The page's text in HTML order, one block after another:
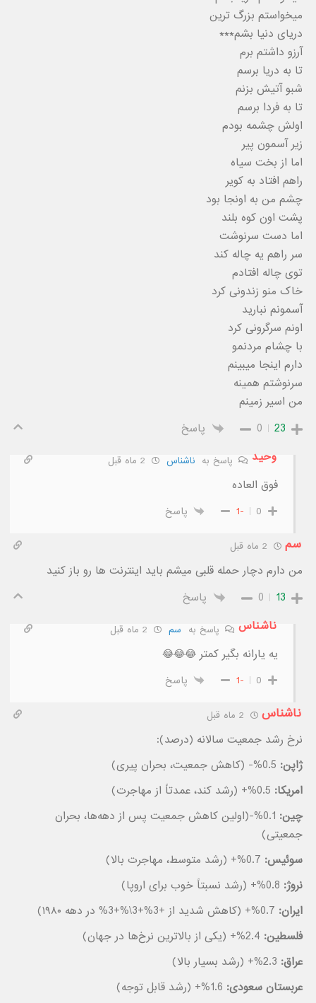
میخواستم بزرگ ترین
دریای دنیا بشم***
آرزو داشتم برم
تا به دریا برسم
شبو آتیش بزنم
تا به فردا برسم
اولش چشمه بودم
زیر آسمون پیر
اما از بخت سیاه
راهم افتاد به کویر
چشم من به اونجا بود
پشت اون کوه بلند
اما دست سرنوشت
سر راهم یه چاله کند
توی چاله افتادم
خاک منو زندونی کرد
آسمونم نبارید
اونم سرگرونی کرد
با چشام مردنمو
دارم اینجا میبینم
سرنوشتم همینه
من اسیر زمینم
23
0
پاسخ
وحید
پاسخ به ناشناس
فوق العاده
0
-1 پاسخ
سم
من دارم دچار حمله قلبی میشم باید اینترنت ها رو باز کنید
13
0
پاسخ
ناشناس
پاسخ به سم
یه یارانه بگیر کمتر 😂😂😂
0
-1 پاسخ
ناشناس
نرخ رشد جمعیت سالانه (درصد):
ژاپن:
امریکا:
چین:
0.1%-(اولین کاهش جمعیت پس از دهه‌ها، بحران
جمعیتی)
سوئیس:
نروژ:
ایران:
فلسطین:
عراق:
عربستان سعودی: